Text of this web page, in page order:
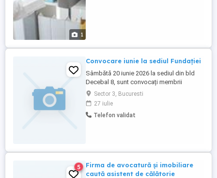
1
Convocare iunie la sediul Fundației
Sâmbătă 20 iunie 2026 la sediul din bld
Decebal 8, sunt convocați membrii
Fundației Escu , ora 11.00 în vederea
stabilirii noului sediu și modificări de
statut. Aurel
Sector 3, Bucuresti
27 iulie
Telefon validat
5
Firma de avocatură și imobiliare
caută asistent de călătorie